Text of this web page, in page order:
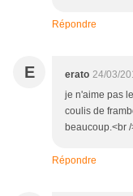
Répondre
E erato 24/03/
je n'aime pas
coulis de
beaucoup.<br
Répondre